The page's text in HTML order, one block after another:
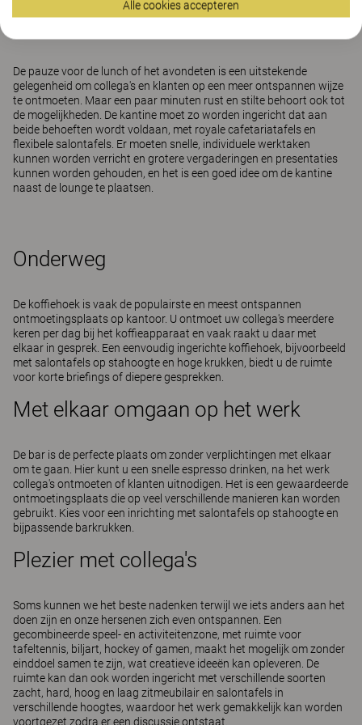
In goed gezelschap
De pauze voor de lunch of het avondeten is een uitstekende
gelegenheid om collega's en klanten op een meer ontspannen wijze
te ontmoeten. Maar een paar minuten rust en stilte behoort ook tot
de mogelijkheden. De kantine moet zo worden ingericht dat aan
beide behoeften wordt voldaan, met royale cafetariatafels en
flexibele salontafels. Er moeten snelle, individuele werktaken
kunnen worden verricht en grotere vergaderingen en presentaties
kunnen worden gehouden, en het is een goed idee om de kantine
naast de lounge te plaatsen.
Onderweg
De koffiehoek is vaak de populairste en meest ontspannen
ontmoetingsplaats op kantoor. U ontmoet uw collega's meerdere
keren per dag bij het koffieapparaat en vaak raakt u daar met
elkaar in gesprek. Een eenvoudig ingerichte koffiehoek, bijvoorbeeld
met salontafels op stahoogte en hoge krukken, biedt u de ruimte
voor korte briefings of diepere gesprekken.
Met elkaar omgaan op het werk
De bar is de perfecte plaats om zonder verplichtingen met elkaar
om te gaan. Hier kunt u een snelle espresso drinken, na het werk
collega's ontmoeten of klanten uitnodigen. Het is een gewaardeerde
ontmoetingsplaats die op veel verschillende manieren kan worden
gebruikt. Kies voor een inrichting met salontafels op stahoogte en
bijpassende barkrukken.
Plezier met collega's
Soms kunnen we het beste nadenken terwijl we iets anders aan het
doen zijn en onze hersenen zich even ontspannen. Een
gecombineerde speel- en activiteitenzone, met ruimte voor
tafeltennis, biljart, hockey of gamen, maakt het mogelijk om zonder
einddoel samen te zijn, wat creatieve ideeën kan opleveren. De
ruimte kan dan ook worden ingericht met verschillende soorten
zacht, hard, hoog en laag zitmeubilair en salontafels in
verschillende hoogtes, waardoor het werk gemakkelijk kan worden
voortgezet zodra er een discussie ontstaat.
Alle cookies accepteren